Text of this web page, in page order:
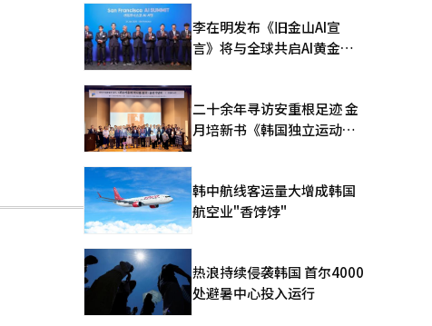
李在明发布《旧金山AI宣
言》将与全球共启AI黄金时
二十余年寻访安重根足迹 金
月培新书《韩国独立运动圣
韩中航线客运量大增成韩国
航空业"香饽饽"
热浪持续侵袭韩国 首尔4000
处避暑中心投入运行